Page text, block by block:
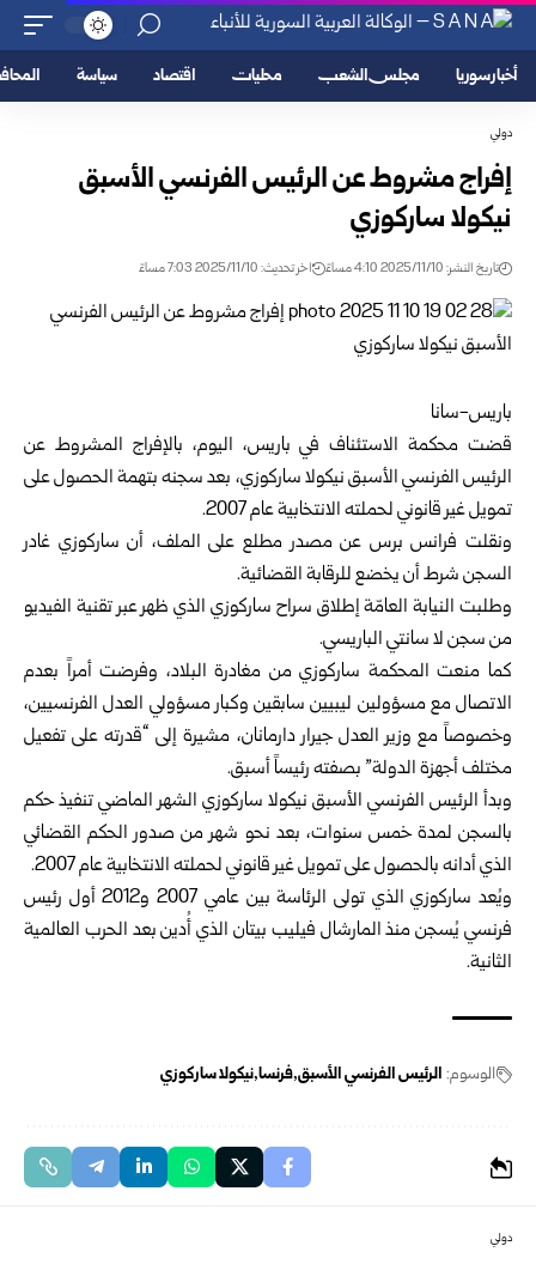
أخبار سوريا مجلس الشعب محليات اقتصاد سياسة
دولي
إفراج مشروط عن الرئيس الفرنسي الأسبق
نيكولا ساركوزي
تاريخ النشر: 2025/11/10 4:10 مساءً اخر تحديث: 2025/11/10 7:03 مساءً
باريس-سانا
قضت محكمة الاستئناف في باريس، اليوم، بالإفراج المشروط عن
الرئيس الفرنسي الأسبق نيكولا ساركوزي، بعد سجنه بتهمة الحصول على
تمويل غير قانوني لحملته الانتخابية عام 2007.
ونقلت فرانس برس عن مصدر مطلع على الملف، أن ساركوزي غادر
السجن شرط أن يخضع للرقابة القضائية.
وطلبت النيابة العامّة إطلاق سراح ساركوزي الذي ظهر عبر تقنية الفيديو
من سجن لا سانتي الباريسي.
كما منعت المحكمة ساركوزي من مغادرة البلاد، وفرضت أمراً بعدم
الاتصال مع مسؤولين ليبيين سابقين وكبار مسؤولي العدل الفرنسيين،
وخصوصاً مع وزير العدل جيرار دارمانان، مشيرة إلى “قدرته على تفعيل
مختلف أجهزة الدولة” بصفته رئيساً أسبق.
وبدأ الرئيس الفرنسي الأسبق نيكولا ساركوزي الشهر الماضي تنفيذ حكم
بالسجن لمدة خمس سنوات، بعد نحو شهر من صدور الحكم القضائي
الذي أدانه بالحصول على تمويل غير قانوني لحملته الانتخابية عام 2007.
ويُعد ساركوزي الذي تولى الرئاسة بين عامي 2007 و2012 أول رئيس
فرنسي يُسجن منذ المارشال فيليب بيتان الذي أُدين بعد الحرب العالمية
الثانية.
الوسوم: الرئيس الفرنسي الأسبق فرنسا نيكولا ساركوزي
دولي